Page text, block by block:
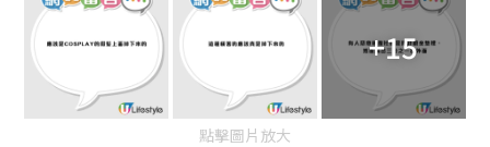
+15
點擊圖片放大